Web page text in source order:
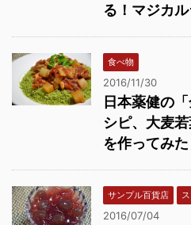
る！マジカ
食べ物
2016/11/30
日本薬健の
シピ、大麦
を作ってみた
サンプル百貨店
2016/07/04